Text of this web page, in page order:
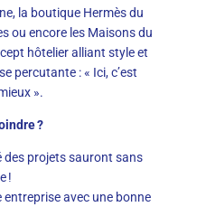
la boutique Hermès du
ou encore les Maisons du
hôtelier alliant style et
percutante : « Ici, c’est
».
?
des projets sauront sans
!
entreprise avec une bonne